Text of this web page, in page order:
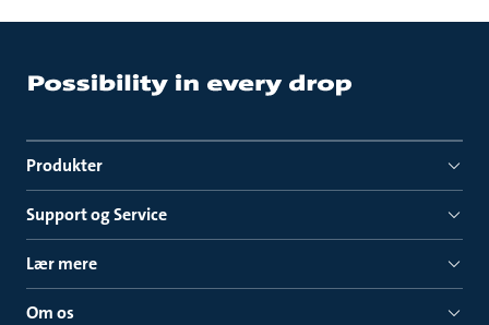
Produkter
Support og Service
Lær mere
Om os